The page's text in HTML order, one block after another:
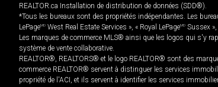
REALTOR.ca Installation de distribution de données (SDD®).
*Tous les bureaux sont des propriétés indépendantes. Les
LePageMD West Real Estate Services », « Royal LePageMD Sussex
Les marques de commerce MLS® ainsi que les logos qui s'y
système de vente collaborative.
REALTOR®, REALTORS® et le logo REALTOR® sont des
commerce REALTOR® servent à distinguer les services
propriété de l'ACI, et ils servent à identifier les services